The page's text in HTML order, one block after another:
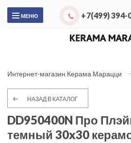
МЕНЮ +7(499) 394-
Интернет-магазин Керама Марацци
НАЗАД В КАТАЛОГ
DD950400N Про
темный 30x30